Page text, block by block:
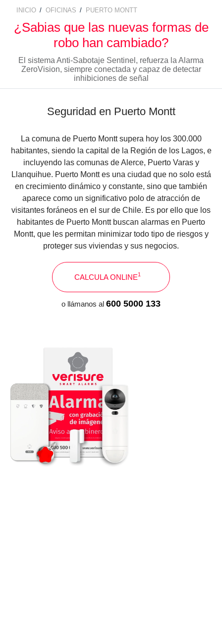
ALARMA ANTI OKUPA
LECTOR DE LLAVES
MANDO A DISTANCIA
SENSOR PERIMETRAL
SENSOR MAGNÉTICO
CENTRAL DE ALARMAS
COMUNICACIONES
BREADCRUMB
INICIO OFICINAS PUERTO MONTT
¿Sabias que las nuevas formas de
robo han cambiado?
El sistema Anti-Sabotaje Sentinel, refuerza la Alarma
ZeroVision, siempre conectada y capaz de detectar
inhibiciones de señal
Seguridad en Puerto Montt
La comuna de Puerto Montt supera hoy los 300.000
habitantes, siendo la capital de la Región de los Lagos, e
incluyendo las comunas de Alerce, Puerto Varas y
Llanquihue. Puerto Montt es una ciudad que no solo está
en crecimiento dinámico y constante, sino que también
aparece como un significativo polo de atracción de
visitantes foráneos en el sur de Chile. Es por ello que los
habitantes de Puerto Montt buscan alarmas en Puerto
Montt, que les permitan minimizar todo tipo de riesgos y
proteger sus viviendas y sus negocios.
CALCULA ONLINE1
o llámanos al 600 5000 133